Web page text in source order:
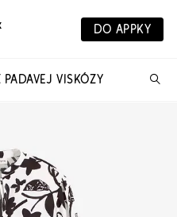
DO APPKY
PADAVEJ VISKÓZY